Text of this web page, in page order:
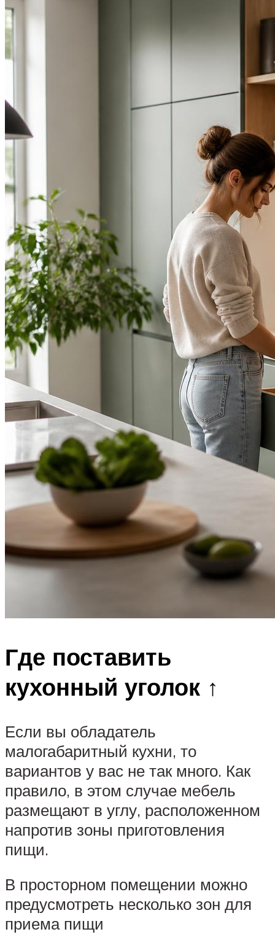
Где поставить
кухонный уголок ↑
Если вы обладатель
малогабаритный кухни, то
вариантов у вас не так много. Как
правило, в этом случае мебель
размещают в углу, расположенном
напротив зоны приготовления
пищи.
В просторном помещении можно
предусмотреть несколько зон для
приема пищи